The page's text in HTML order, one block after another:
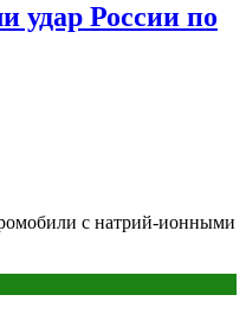
удар России по
с натрий-ионными